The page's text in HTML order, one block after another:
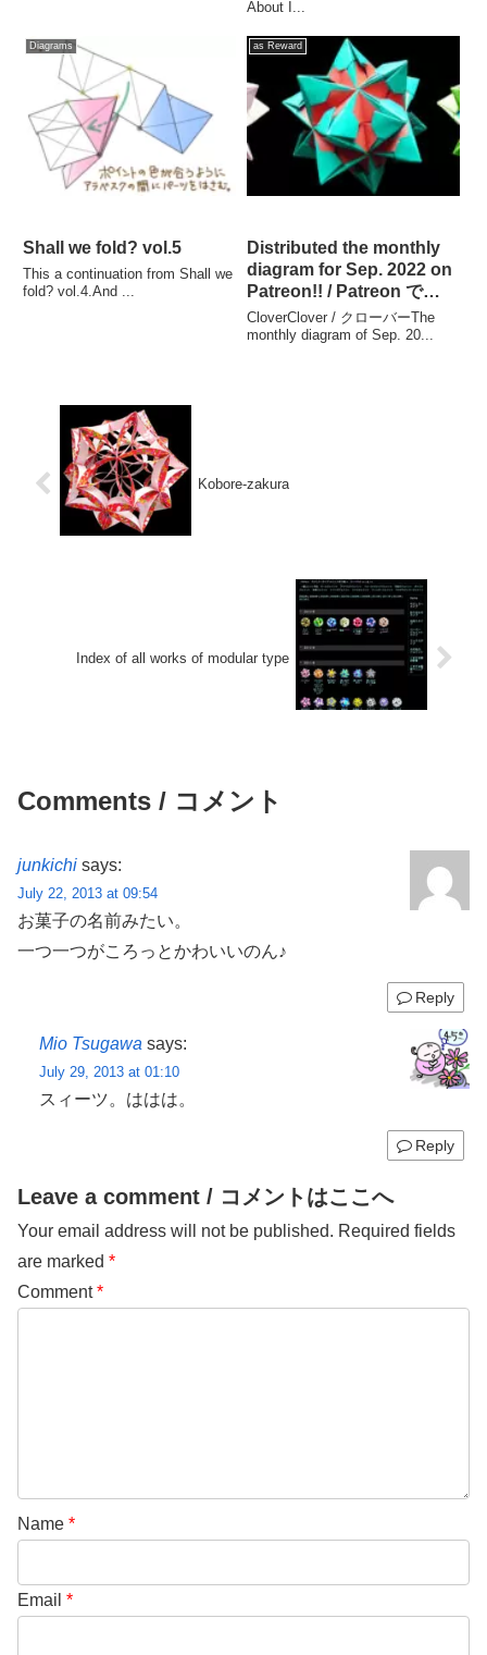
About I...
Diagrams
Shall we fold? vol.5
This a continuation from Shall we
fold? vol.4.And ...
as Reward
Distributed the monthly
diagram for Sep. 2022 on
Patreon!! / Patreon で
2022年9月の折り図が配信
されました!!
CloverClover / クローバーThe
monthly diagram of Sep. 20...
Kobore-zakura
Index of all works of modular type
Comments / コメント
junkichi says:
July 22, 2013 at 09:54
お菓子の名前みたい。
一つ一つがころっとかわいいのん♪
Reply
Mio Tsugawa says:
July 29, 2013 at 01:10
スィーツ。ははは。
Reply
Leave a comment / コメントはここへ
Your email address will not be published. Required fields
are marked *
Comment*
Name *
Email *